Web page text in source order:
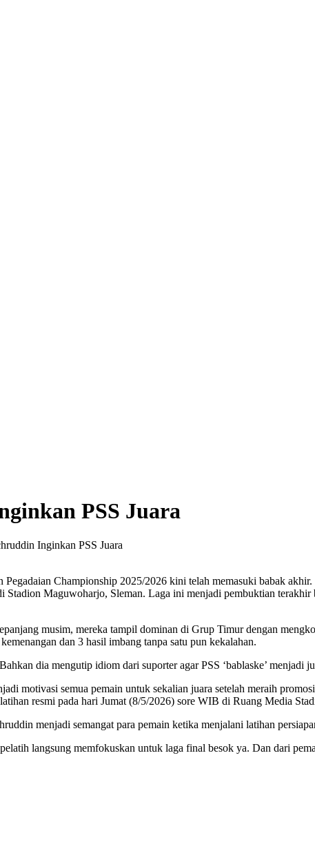
PSS Juara
Inginkan PSS Juara
Pegadaian Championship 2025/2026 kini telah memasuki babak
Maguwoharjo, Sleman. Laga ini menjadi pembuktian
musim, mereka tampil dominan di Grup Timur dengan
dan 3 hasil imbang tanpa satu pun kekalahan.
dia mengutip idiom dari suporter agar PSS ‘bablaske’ menjadi
motivasi semua pemain untuk sekalian juara setelah meraih
resmi pada hari Jumat (8/5/2026) sore WIB di Ruang Media
menjadi semangat para pemain ketika menjalani latihan
langsung memfokuskan untuk laga final besok ya. Dan dari